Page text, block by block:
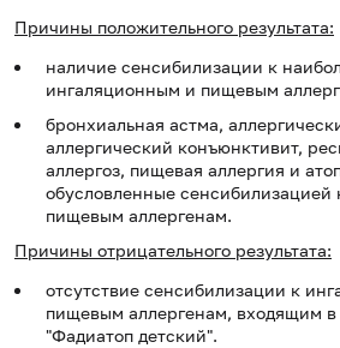
Причины положительного результата:
наличие сенсибилизации к
ингаляционным и пищевым
бронхиальная астма,
аллергический конъюнктивит,
аллергоз, пищевая аллергия и
обусловленные
пищевым аллергенам.
Причины отрицательного результата:
отсутствие сенсибилизации к
пищевым аллергенам, входящим в
"Фадиатоп детский".